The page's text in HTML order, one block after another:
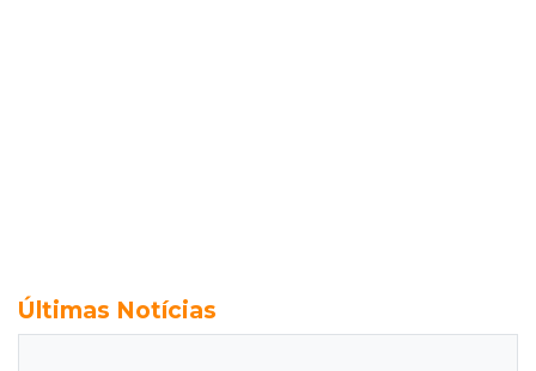
Últimas Notícias